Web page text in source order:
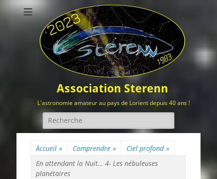
Association Sterenn
L'astronomie amateur au pays de Lorient depuis 40 ans !
Rechercher :
Accueil » Comprendre » Ciel profond »
En attendant la Nuit… 4- Les nébuleuses
planétaires